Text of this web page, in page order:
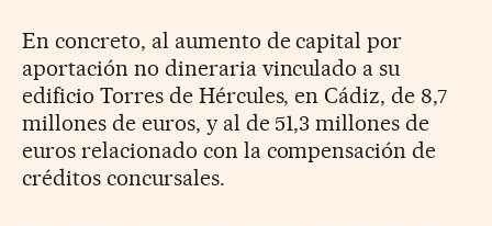
En concreto, al aumento de capital por
aportación no dineraria vinculado a su
edificio Torres de Hércules, en Cádiz, de 8,7
millones de euros, y al de 51,3 millones de
euros relacionado con la compensación de
créditos concursales.